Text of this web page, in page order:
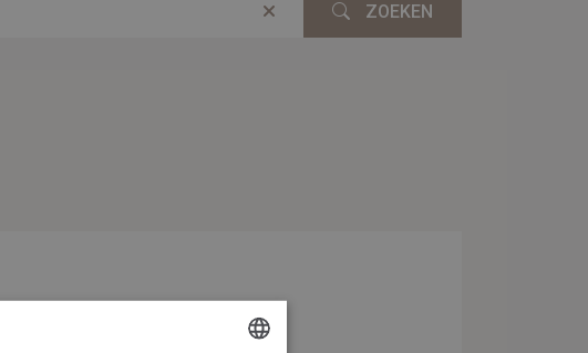
ZOEKEN
Eyecon kit